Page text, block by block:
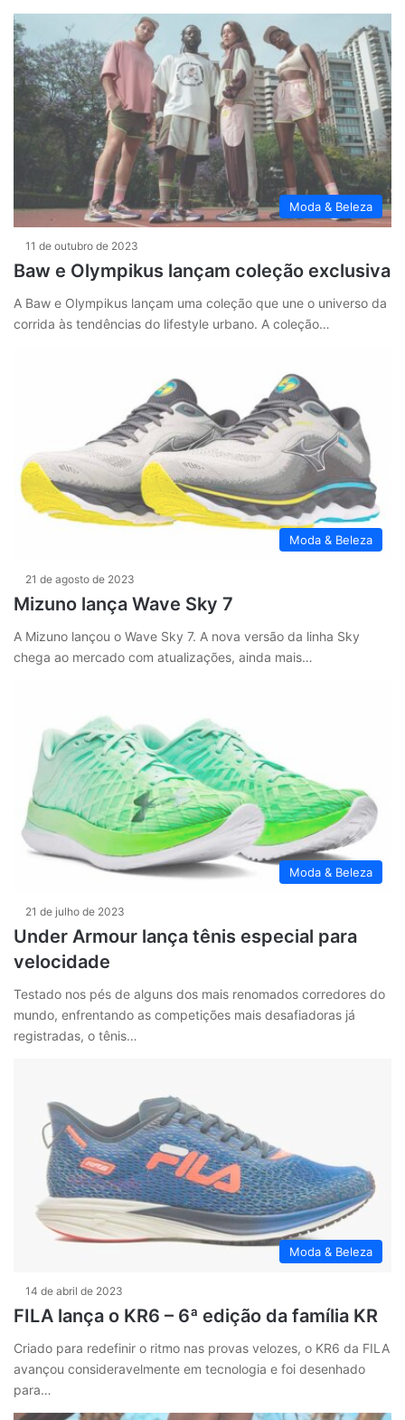
Moda & Beleza
11 de outubro de 2023
Baw e Olympikus lançam coleção exclusiva
A Baw e Olympikus lançam uma coleção que une o universo da
corrida às tendências do lifestyle urbano. A coleção…
Moda & Beleza
21 de agosto de 2023
Mizuno lança Wave Sky 7
A Mizuno lançou o Wave Sky 7. A nova versão da linha Sky
chega ao mercado com atualizações, ainda mais…
Moda & Beleza
21 de julho de 2023
Under Armour lança tênis especial para
velocidade
Testado nos pés de alguns dos mais renomados corredores do
mundo, enfrentando as competições mais desafiadoras já
registradas, o tênis…
Moda & Beleza
14 de abril de 2023
FILA lança o KR6 – 6ª edição da família KR
Criado para redefinir o ritmo nas provas velozes, o KR6 da FILA
avançou consideravelmente em tecnologia e foi desenhado
para…